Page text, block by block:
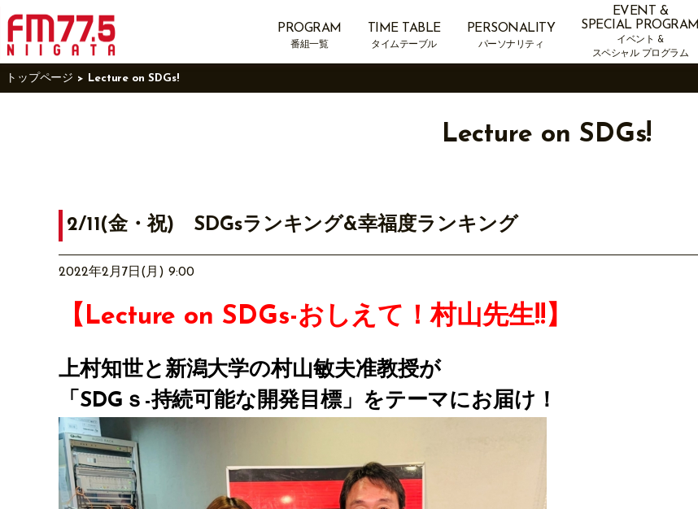
PROGRAM
番組一覧
TIME TABLE
タイムテーブル
PERSONALITY
パーソナリティ
EVENT &
SPECIAL PROGRAM
イベント &
スペシャル プログラム
トップページ Lecture on SDGs!
Lecture on SDGs!
2/11(金・祝) SDGsランキング&幸福度ランキング
2022年2月7日(月) 9:00
【Lecture on SDGs-おしえて！村山先生!!】
上村知世と新潟大学の村山敏夫准教授が
「SDGｓ-持続可能な開発目標」をテーマにお届け！